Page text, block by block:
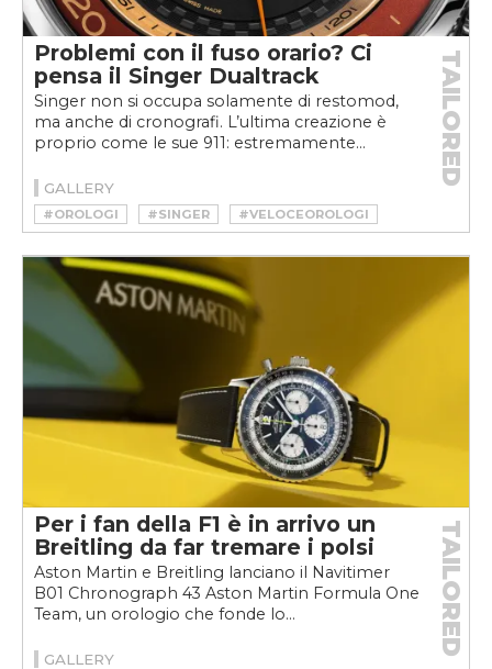
Problemi con il fuso orario? Ci
pensa il Singer Dualtrack
Singer non si occupa solamente di restomod,
ma anche di cronografi. L’ultima creazione è
proprio come le sue 911: estremamente...
TAILORED
GALLERY
#OROLOGI #SINGER #VELOCEOROLOGI
Per i fan della F1 è in arrivo un
Breitling da far tremare i polsi
Aston Martin e Breitling lanciano il Navitimer
B01 Chronograph 43 Aston Martin Formula One
Team, un orologio che fonde lo...
TAILORED
GALLERY